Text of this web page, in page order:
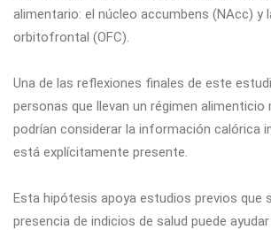
alimentario: el núcleo accumbens (NAcc) y
orbitofrontal (OFC).
Una de las reflexiones finales de este
personas que llevan un régimen alimenticio
podrían considerar la información calórica
está explícitamente presente.
Esta hipótesis apoya estudios previos que
presencia de indicios de salud puede